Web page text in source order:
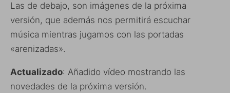
Las de debajo, son imágenes de la próxima
versión, que además nos permitirá escuchar
música mientras jugamos con las portadas
«arenizadas».
Actualizado: Añadido vídeo mostrando las
novedades de la próxima versión.